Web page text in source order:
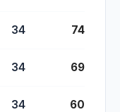
34 74
34 69
34 60